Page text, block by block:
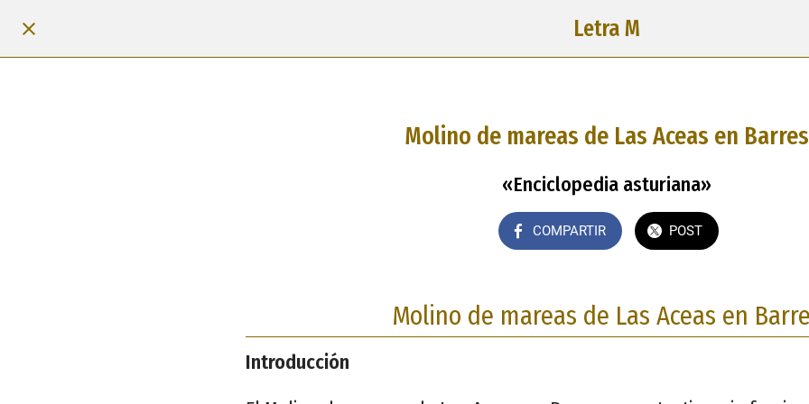
Letra M
Molino de mareas de Las Aceas en Barres
«Enciclopedia asturiana»
COMPARTIR POST
Molino de mareas de Las Aceas en
Introducción